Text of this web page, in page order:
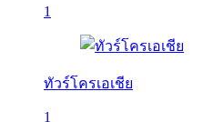
1
ทัวร์โครเอเชีย
1